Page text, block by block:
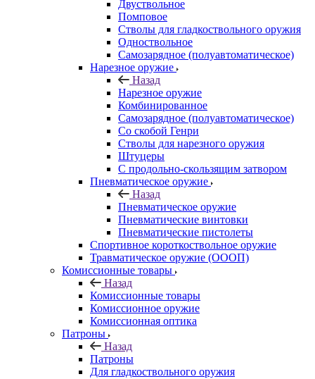
Двуствольное
Помповое
Стволы для гладкоствольного оружия
Одноствольное
Самозарядное (полуавтоматическое)
Нарезное оружие
Назад
Нарезное оружие
Комбинированное
Самозарядное (полуавтоматическое)
Со скобой Генри
Стволы для нарезного оружия
Штуцеры
С продольно-скользящим затвором
Пневматическое оружие
Назад
Пневматическое оружие
Пневматические винтовки
Пневматические пистолеты
Спортивное короткоствольное оружие
Травматическое оружие (ОООП)
Комиссионные товары
Назад
Комиссионные товары
Комиссионное оружие
Комиссионная оптика
Патроны
Назад
Патроны
Для гладкоствольного оружия